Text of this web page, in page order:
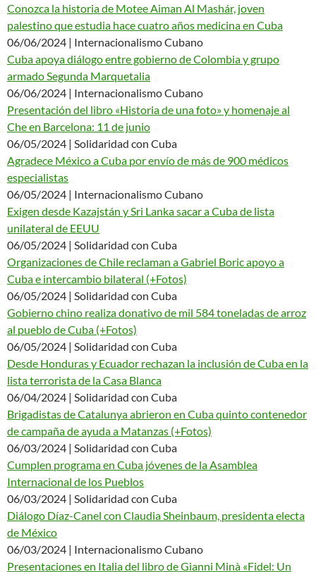
Conozca la historia de Motee Aiman ​​Al Mashár, joven
palestino que estudia hace cuatro años medicina en Cuba
06/06/2024 | Internacionalismo Cubano
Cuba apoya diálogo entre gobierno de Colombia y grupo
armado Segunda Marquetalia
06/06/2024 | Internacionalismo Cubano
Presentación del libro «Historia de una foto» y homenaje al
Che en Barcelona: 11 de junio
06/05/2024 | Solidaridad con Cuba
Agradece México a Cuba por envío de más de 900 médicos
especialistas
06/05/2024 | Internacionalismo Cubano
Exigen desde Kazajstán y Sri Lanka sacar a Cuba de lista
unilateral de EEUU
06/05/2024 | Solidaridad con Cuba
Organizaciones de Chile reclaman a Gabriel Boric apoyo a
Cuba e intercambio bilateral (+Fotos)
06/05/2024 | Solidaridad con Cuba
Gobierno chino realiza donativo de mil 584 toneladas de arroz
al pueblo de Cuba (+Fotos)
06/05/2024 | Solidaridad con Cuba
Desde Honduras y Ecuador rechazan la inclusión de Cuba en la
lista terrorista de la Casa Blanca
06/04/2024 | Solidaridad con Cuba
Brigadistas de Catalunya abrieron en Cuba quinto contenedor
de campaña de ayuda a Matanzas (+Fotos)
06/03/2024 | Solidaridad con Cuba
Cumplen programa en Cuba jóvenes de la Asamblea
Internacional de los Pueblos
06/03/2024 | Solidaridad con Cuba
Diálogo Díaz-Canel con Claudia Sheinbaum, presidenta electa
de México
06/03/2024 | Internacionalismo Cubano
Presentaciones en Italia del libro de Gianni Minà «Fidel: Un